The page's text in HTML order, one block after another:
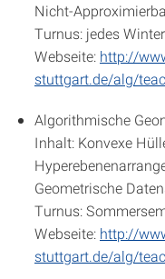
Nicht-
Turnus: jedes
Webseite: http://
stuttgart.de/alg/
Algorithmische
Inhalt: Konvexe
Geometrische
Turnus:
Webseite: http://
stuttgart.de/alg/